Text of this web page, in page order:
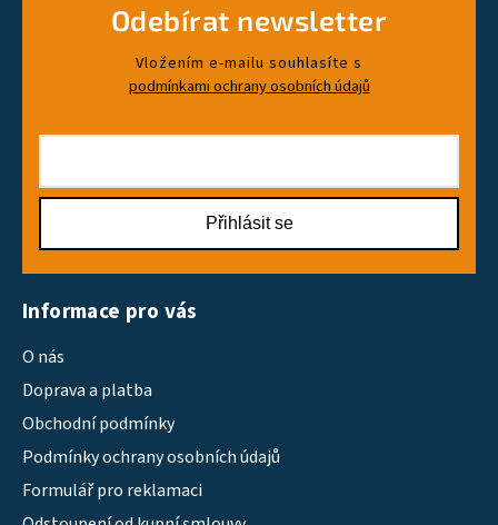
Odebírat newsletter
Vložením e-mailu souhlasíte s
podmínkami ochrany osobních údajů
Přihlásit se
Informace pro vás
O nás
Doprava a platba
Obchodní podmínky
Podmínky ochrany osobních údajů
Formulář pro reklamaci